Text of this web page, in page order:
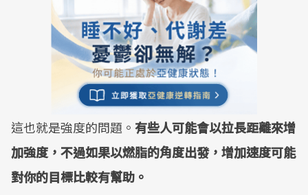
這也就是強度的問題。 有些人可能會以拉長距離來增
加強度，不過如果以燃脂的角度出發，增加速度可能
對你的目標比較有幫助。